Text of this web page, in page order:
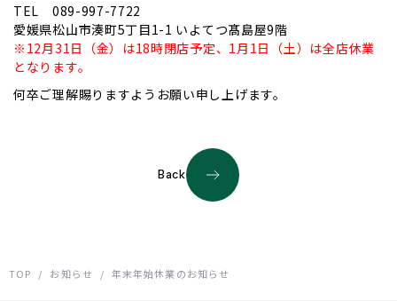
TEL 089-997-7722
愛媛県松山市湊町5丁目1-1 いよてつ髙島屋9階
※12月31日（金）は18時閉店予定、1月1日（土）は全店休業
となります。
何卒ご理解賜りますようお願い申し上げます。
Back
TOP / お知らせ / 年末年始休業のお知らせ